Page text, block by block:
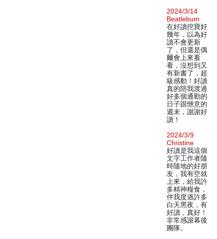
2024/3/14
Beatlebum
在好讀挖寶好
幾年，以為好
讀不會更新
了，但還是偶
爾會上來看
看，沒想到又
有新書了，超
級感動！好讀
真的陪我渡過
好多個通勤的
日子跟愜意的
週末，謝謝好
讀！
2024/3/9
Christine
好讀是我這個
文字工作者隨
時隨地的好朋
友，我有空就
上來，給我許
多精神糧食，
伴我度過許多
白天黑夜，有
好讀，真好！
非常感謝幕後
團隊。